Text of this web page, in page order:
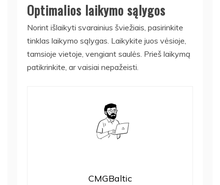
Optimalios laikymo sąlygos
Norint išlaikyti svarainius šviežiais, pasirinkite
tinklas laikymo sąlygas. Laikykite juos vėsioje,
tamsioje vietoje, vengiant saulės. Prieš laikymą
patikrinkite, ar vaisiai nepažeisti.
CMGBaltic